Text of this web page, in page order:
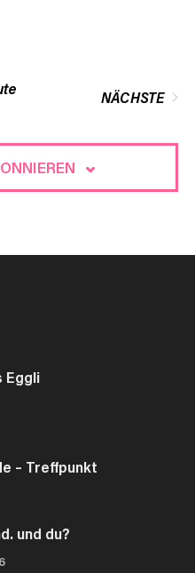
NÄCHSTE
Eggli
– Treffpunkt
und du?